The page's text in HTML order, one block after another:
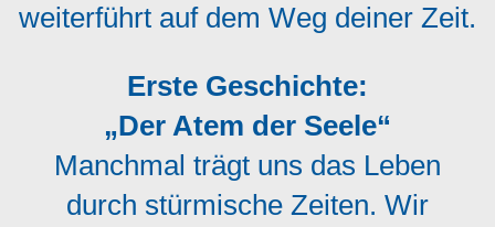
weiterführt auf dem Weg deiner Zeit.
Erste Geschichte:
„Der Atem der Seele“
Manchmal trägt uns das Leben
durch stürmische Zeiten. Wir